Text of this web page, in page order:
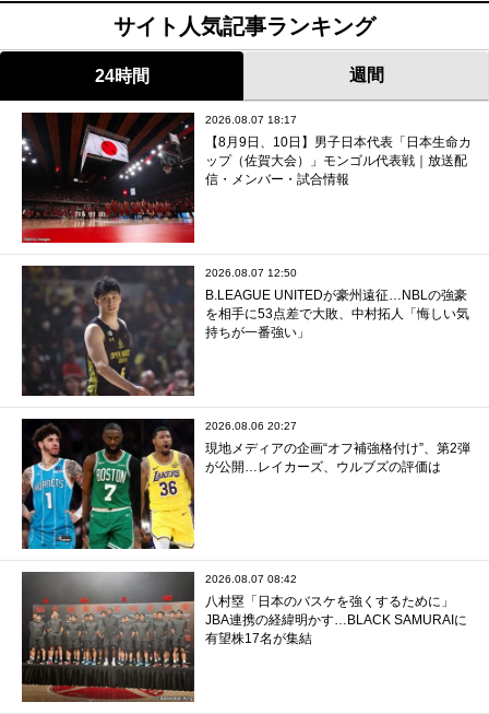
サイト人気記事ランキング
24時間 週間
2026.08.07 18:17
【8月9日、10日】男子日本代表「日本生命カ
ップ（佐賀大会）」モンゴル代表戦｜放送配
信・メンバー・試合情報
2026.08.07 12:50
B.LEAGUE UNITEDが豪州遠征…NBLの強豪
を相手に53点差で大敗、中村拓人「悔しい気
持ちが一番強い」
2026.08.06 20:27
現地メディアの企画“オフ補強格付け”、第2弾
が公開…レイカーズ、ウルブズの評価は
2026.08.07 08:42
八村塁「日本のバスケを強くするために」
JBA連携の経緯明かす…BLACK SAMURAIに
有望株17名が集結